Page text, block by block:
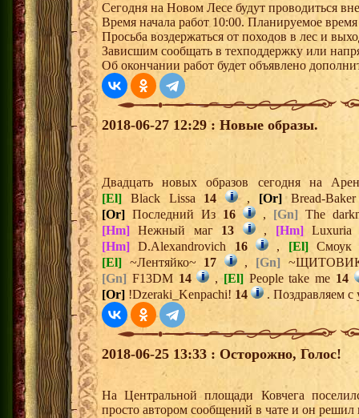
Сегодня на Новом Лесе будут проводиться
Время начала работ 10:00. Планируемое
Просьба воздержаться от походов в лес и
Зависшим сообщать в техподдержку или
Об окончании работ будет объявлено
2018-06-27 12:29 : Новые образы.
Двадцать новых образов сегодня на
[El] Black Lissa 14 , [Or]Bread-
[Or] Последний Из 16 , [Gn] The
[Hm] Нежный маг 13 , [Hm]
[Hm] D.Alexandrovich 16 , [El]
[El] ~Лентяйко~ 17 , [Gn]
[Gn] F13DM 14 , [El]People take me 14
[Or] !Dzeraki_Kenpachi! 14 . Поздравляем с
2018-06-25 13:33 : Осторожно, Голос!
На Центральной площади Ковчега
просто автором сообщений в чате и он решил